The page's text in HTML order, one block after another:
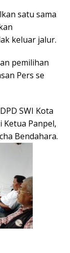
satu sama
keluar jalur.
pemilihan
Pers se
SWI Kota
Panpel,
Bendahara.